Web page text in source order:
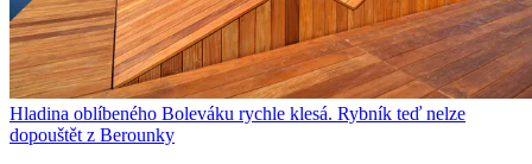
Hladina oblíbeného Boleváku rychle klesá. Rybník teď nelze
dopouštět z Berounky